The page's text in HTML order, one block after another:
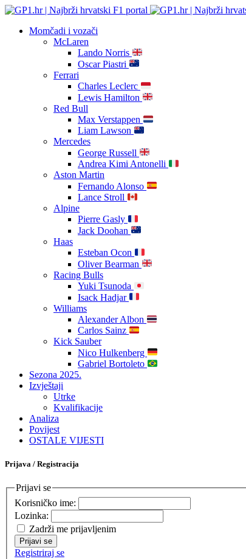
Momčadi i vozači
McLaren
Lando Norris
Oscar Piastri
Ferrari
Charles Leclerc
Lewis Hamilton
Red Bull
Max Verstappen
Liam Lawson
Mercedes
George Russell
Andrea Kimi Antonelli
Aston Martin
Fernando Alonso
Lance Stroll
Alpine
Pierre Gasly
Jack Doohan
Haas
Esteban Ocon
Oliver Bearman
Racing Bulls
Yuki Tsunoda
Isack Hadjar
Williams
Alexander Albon
Carlos Sainz
Kick Sauber
Nico Hulkenberg
Gabriel Bortoleto
Sezona 2025.
Izvještaji
Utrke
Kvalifikacije
Analiza
Povijest
OSTALE VIJESTI
Prijava / Registracija
Prijavi se
Korisničko ime:
Lozinka:
Zadrži me prijavljenim
Prijavi se
Registriraj se